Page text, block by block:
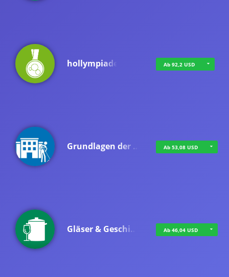
hollympiade Ab 92,2 USD
Grundlagen der … Ab 53,08 USD
Gläser & Geschi… Ab 46,04 USD